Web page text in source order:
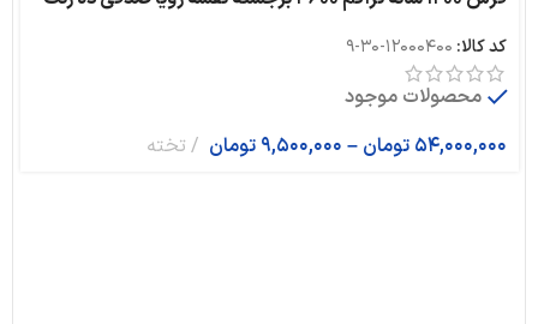
کد کالا: 12000400-30-9
محصولات موجود
54,000,000 تومان –
9,500,000 تومان تخته